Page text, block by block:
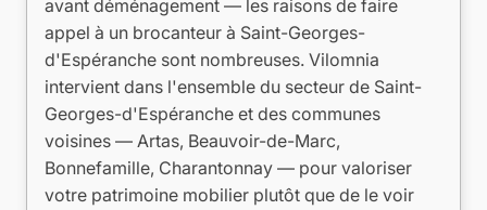
avant déménagement — les raisons de faire
appel à un brocanteur à Saint-Georges-
d'Espéranche sont nombreuses. Vilomnia
intervient dans l'ensemble du secteur de Saint-
Georges-d'Espéranche et des communes
voisines — Artas, Beauvoir-de-Marc,
Bonnefamille, Charantonnay — pour valoriser
votre patrimoine mobilier plutôt que de le voir